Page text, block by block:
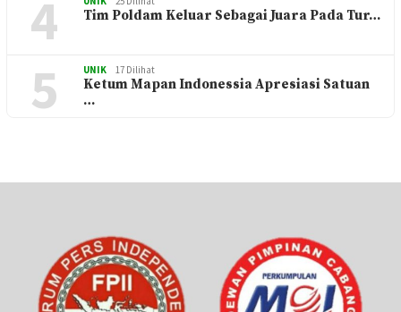
4 Tim Poldam Keluar Sebagai Juara Pada Tur…
5 UNIK 17 Dilihat
Ketum Mapan Indonessia Apresiasi Satuan
…